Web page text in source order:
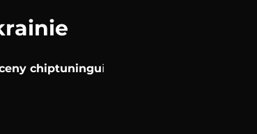
chiptuningui